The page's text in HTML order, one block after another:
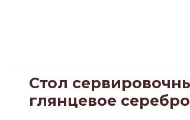
Стол
глянцевое серебро